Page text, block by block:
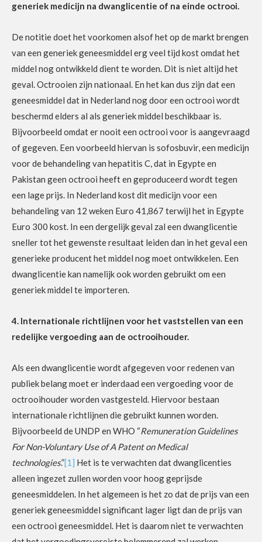
generiek medicijn na dwanglicentie of na einde octrooi.
De notitie doet het voorkomen alsof het op de markt brengen
van een generiek geneesmiddel erg veel tijd kost omdat het
middel nog ontwikkeld dient te worden. Dit is niet altijd het
geval. Octrooien zijn nationaal. En het kan dus zijn dat een
geneesmiddel dat in Nederland nog door een octrooi wordt
beschermd elders al als generiek middel beschikbaar is.
Bijvoorbeeld omdat er nooit een octrooi voor is aangevraagd
of gegeven. Een voorbeeld hiervan is sofosbuvir, een medicijn
voor de behandeling van hepatitis C, dat in Egypte en
Pakistan geen octrooi heeft en geproduceerd wordt tegen
een lage prijs. In Nederland kost dit medicijn voor een
behandeling van 12 weken Euro 41,867 terwijl het in Egypte
Euro 300 kost. In een dergelijk geval zal een dwanglicentie
sneller tot het gewenste resultaat leiden dan in het geval een
generieke producent het middel nog moet ontwikkelen. Een
dwanglicentie kan namelijk ook worden gebruikt om een
generiek middel te importeren.
4. Internationale richtlijnen voor het vaststellen van een
redelijke vergoeding aan de octrooihouder.
Als een dwanglicentie wordt afgegeven voor redenen van
publiek belang moet er inderdaad een vergoeding voor de
octrooihouder worden vastgesteld. Hiervoor bestaan
internationale richtlijnen die gebruikt kunnen worden.
Bijvoorbeeld de UNDP en WHO “Remuneration Guidelines
For Non-Voluntary Use of A Patent on Medical
technologies.”[1] Het is te verwachten dat dwanglicenties
alleen ingezet zullen worden voor hoog geprijsde
geneesmiddelen. In het algemeen is het zo dat de prijs van een
generiek geneesmiddel significant lager ligt dan de prijs van
een octrooi geneesmiddel. Het is daarom niet te verwachten